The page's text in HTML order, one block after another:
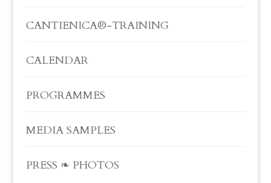
CANTIENICA®-TRAINING
CALENDAR
PROGRAMMES
MEDIA SAMPLES
PRESS ❧ PHOTOS